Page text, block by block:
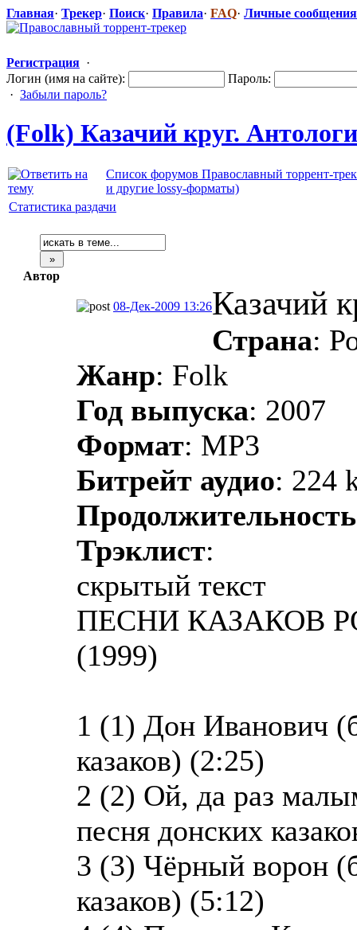
Главная· Трекер· Поиск· Правила· FAQ· Личные сообщения
Регистрация ·
Логин (имя на сайте):
Пароль:
· Забыли пароль?
(Folk) Казачий круг.
Список форумов Православный торрент-
и другие lossy-форматы)
Статистика раздачи
Автор
08-Дек-2009 13:26Казачий
Страна:
Жанр: Folk
Год выпуска: 2007
Формат: MP3
Битрейт аудио: 224
Продолжительность
Трэклист:
скрытый текст
ПЕСНИ КАЗАКОВ
(1999)
1 (1) Дон Иванович
казаков) (2:25)
2 (2) Ой, да раз
песня донских
3 (3) Чёрный ворон
казаков) (5:12)